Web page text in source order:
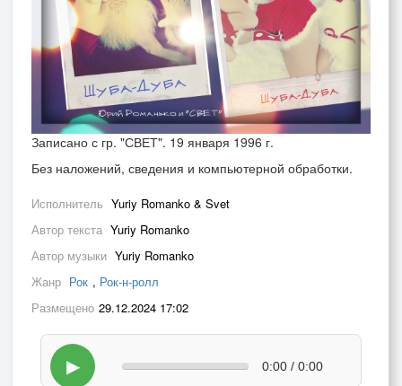
Записано с гр. "СВЕТ". 19 января 1996 г.
Без наложений, сведения и компьютерной обработки.
Исполнитель Yuriy Romanko & Svet
Автор текста Yuriy Romanko
Автор музыки Yuriy Romanko
Жанр Рок , Рок-н-ролл
Размещено 29.12.2024 17:02
▶ 0:00 / 0:00